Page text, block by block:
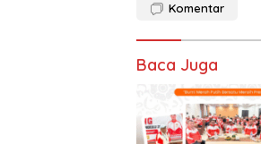
Komentar
Baca Juga